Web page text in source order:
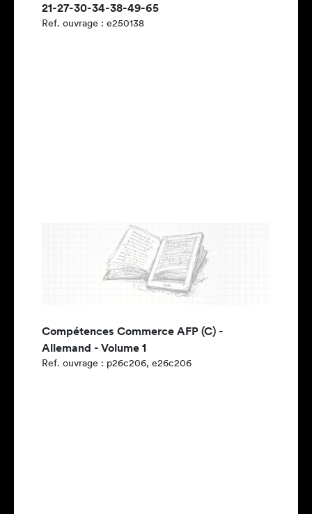
21-27-30-34-38-49-65
Ref. ouvrage : e250138
Compétences Commerce AFP (C) -
Allemand - Volume 1
Ref. ouvrage : p26c206, e26c206